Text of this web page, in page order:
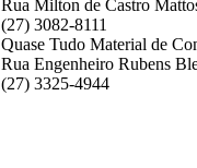
Rua Milton de Castro
(27) 3082-8111
Quase Tudo Material de
Rua Engenheiro Rubens
(27) 3325-4944